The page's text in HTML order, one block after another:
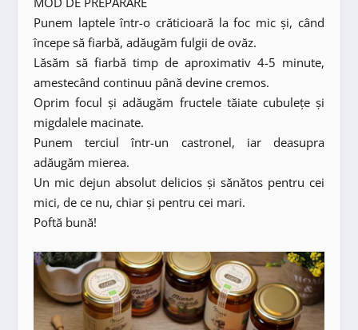
Punem laptele într-o crăticioară la foc mic și, când
începe să fiarbă, adăugăm fulgii de ovăz.
Lăsăm să fiarbă timp de aproximativ 4-5 minute,
amestecând continuu până devine cremos.
Oprim focul și adăugăm fructele tăiate cubulețe și
migdalele macinate.
Punem terciul într-un castronel, iar deasupra
adăugăm mierea.
Un mic dejun absolut delicios și sănătos pentru cei
mici, de ce nu, chiar și pentru cei mari.
Poftă bună!